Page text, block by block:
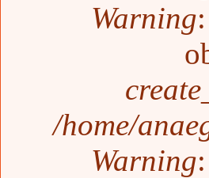
Warning
/home/
Warning